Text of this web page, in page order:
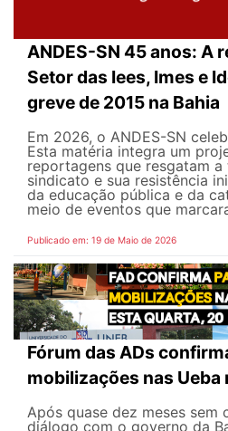
ANDES-SN 45 anos: A
Setor das Iees, Imes e
greve de 2015 na Bahia
Em 2026, o ANDES-SN
Esta matéria integra um
reportagens que resgatam
sindicato e sua resistência
da educação pública e da
meio de eventos que
Publicado em: 19 de Maio de 2026
Fórum das ADs
mobilizações nas
Após quase dez meses sem
diálogo com o governo da